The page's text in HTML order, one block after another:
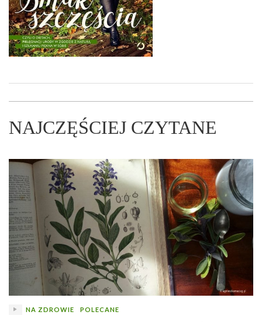
NAJCZĘŚCIEJ CZYTANE
NA ZDROWIE POLECANE